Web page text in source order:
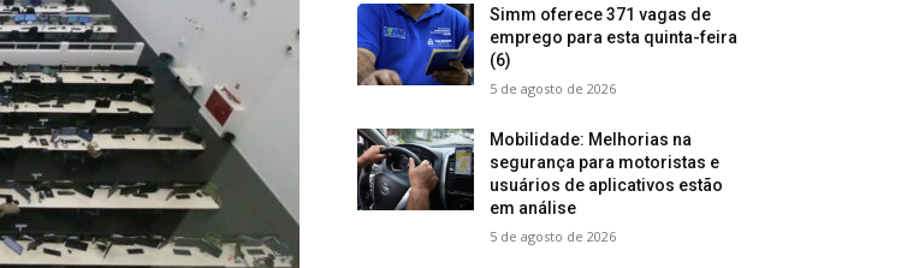
Simm oferece 371 vagas de
emprego para esta quinta-feira
(6)
5 de agosto de 2026
Mobilidade: Melhorias na
segurança para motoristas e
usuários de aplicativos estão
em análise
5 de agosto de 2026